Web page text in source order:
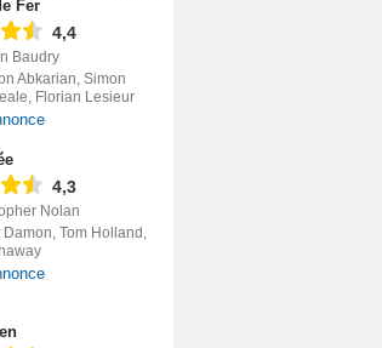
Fer
4,4
Baudry
Abkarian, Simon
Florian Lesieur
4,3
Nolan
Damon, Tom Holland,